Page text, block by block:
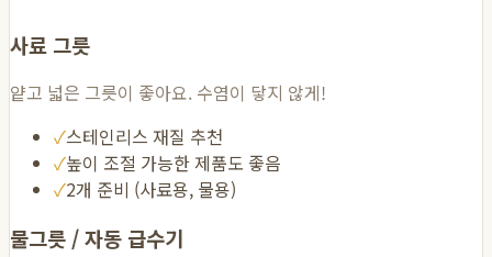
사료 그릇
얕고 넓은 그릇이 좋아요. 수염이 닿지 않게!
✓스테인리스 재질 추천
✓높이 조절 가능한 제품도 좋음
✓2개 준비 (사료용, 물용)
물그릇 / 자동 급수기